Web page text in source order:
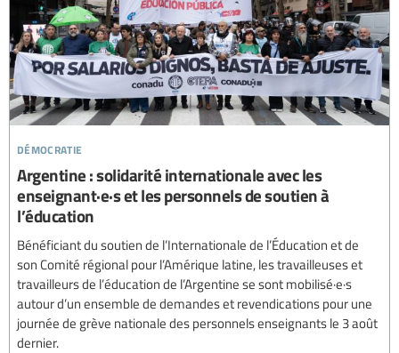
démocratie
Argentine : solidarité internationale avec les
enseignant·e·s et les personnels de soutien à
l’éducation
Bénéficiant du soutien de l’Internationale de l’Éducation et de
son Comité régional pour l’Amérique latine, les travailleuses et
travailleurs de l’éducation de l’Argentine se sont mobilisé·e·s
autour d’un ensemble de demandes et revendications pour une
journée de grève nationale des personnels enseignants le 3 août
dernier.